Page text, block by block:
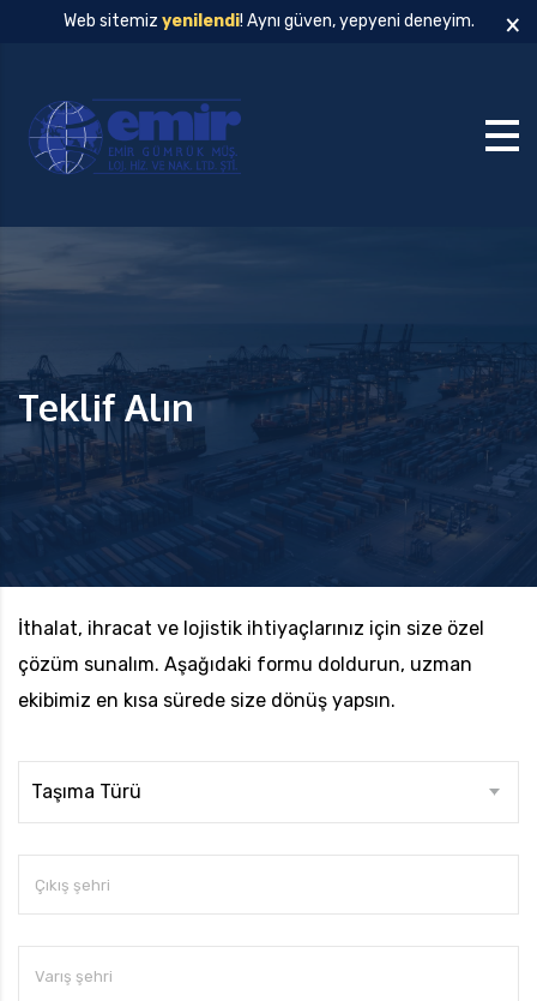
Web sitemiz yenilendi! Aynı güven, yepyeni deneyim. ×
Pzt — Cmt: 09:00 — 18:00
Teklif Alın
İthalat, ihracat ve lojistik ihtiyaçlarınız için size özel
çözüm sunalım. Aşağıdaki formu doldurun, uzman
ekibimiz en kısa sürede size dönüş yapsın.
Taşıma Türü